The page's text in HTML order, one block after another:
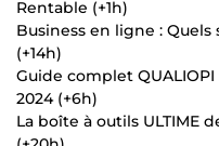
Rentable (+1h)
Business en ligne :
(+14h)
Guide complet
2024 (+6h)
La boîte à outils ULTIME